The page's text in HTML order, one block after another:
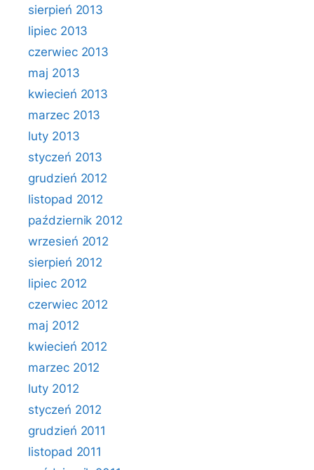
sierpień 2013
lipiec 2013
czerwiec 2013
maj 2013
kwiecień 2013
marzec 2013
luty 2013
styczeń 2013
grudzień 2012
listopad 2012
październik 2012
wrzesień 2012
sierpień 2012
lipiec 2012
czerwiec 2012
maj 2012
kwiecień 2012
marzec 2012
luty 2012
styczeń 2012
grudzień 2011
listopad 2011